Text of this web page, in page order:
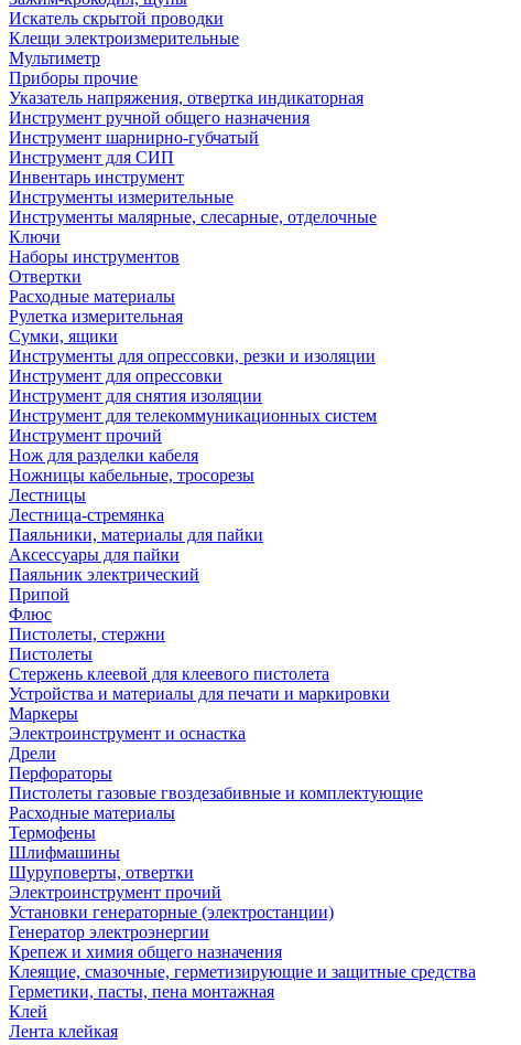
Искатель скрытой проводки
Клещи электроизмерительные
Мультиметр
Приборы прочие
Указатель напряжения, отвертка индикаторная
Инструмент ручной общего назначения
Инструмент шарнирно-губчатый
Инструмент для СИП
Инвентарь инструмент
Инструменты измерительные
Инструменты малярные, слесарные, отделочные
Ключи
Наборы инструментов
Отвертки
Расходные материалы
Рулетка измерительная
Сумки, ящики
Инструменты для опрессовки, резки и изоляции
Инструмент для опрессовки
Инструмент для снятия изоляции
Инструмент для телекоммуникационных систем
Инструмент прочий
Нож для разделки кабеля
Ножницы кабельные, тросорезы
Лестницы
Лестница-стремянка
Паяльники, материалы для пайки
Аксессуары для пайки
Паяльник электрический
Припой
Флюс
Пистолеты, стержни
Пистолеты
Стержень клеевой для клеевого пистолета
Устройства и материалы для печати и маркировки
Маркеры
Электроинструмент и оснастка
Дрели
Перфораторы
Пистолеты газовые гвоздезабивные и комплектующие
Расходные материалы
Термофены
Шлифмашины
Шуруповерты, отвертки
Электроинструмент прочий
Установки генераторные (электростанции)
Генератор электроэнергии
Крепеж и химия общего назначения
Клеящие, смазочные, герметизирующие и защитные средства
Герметики, пасты, пена монтажная
Клей
Лента клейкая